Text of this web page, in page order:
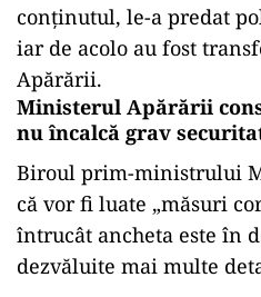
conținutul, le-a predat
iar de acolo au fost
Apărării.
Ministerul Apărării
nu încalcă grav
Biroul prim-ministrului
că vor fi luate „măsuri
întrucât ancheta este în
dezvăluite mai multe